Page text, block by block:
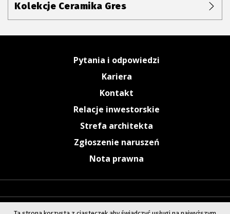
Kolekcje Ceramika Gres
Pytania i odpowiedzi
Kariera
Kontakt
Relacje inwestorskie
Strefa architekta
Zgłoszenie naruszeń
Nota prawna